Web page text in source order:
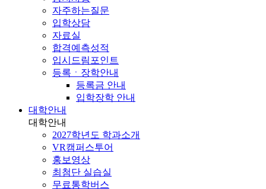
자주하는질문
입학상담
자료실
합격예측성적
입시드림포인트
등록ㆍ장학안내
등록금 안내
입학장학 안내
대학안내
대학안내
2027학년도 학과소개
VR캠퍼스투어
홍보영상
최첨단 실습실
무료통학버스